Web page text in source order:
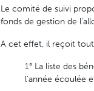
Le comité de suivi
fonds de gestion de
A cet effet, il reçoit
1° La liste des
l'année écoulée